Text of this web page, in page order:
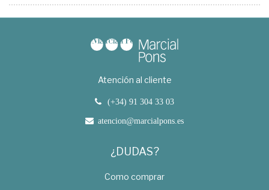
Atención al cliente
(+34) 91 304 33 03
atencion@marcialpons.es
¿DUDAS?
Como comprar